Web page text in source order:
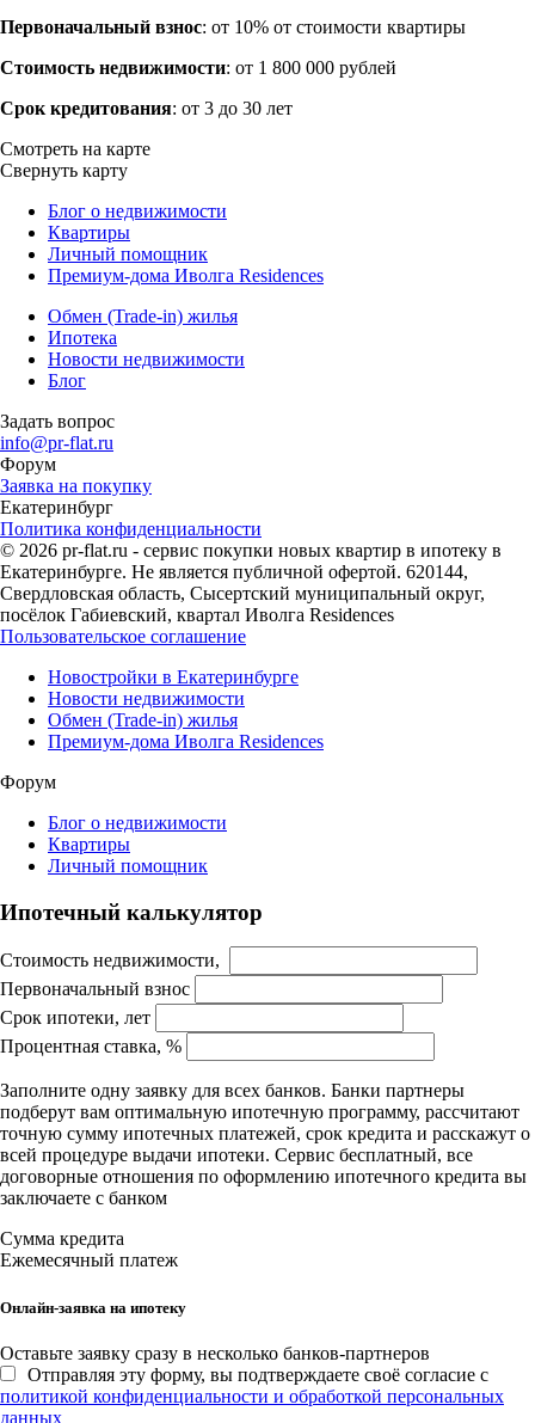
Первоначальный взнос: от 10% от стоимости квартиры
Стоимость недвижимости: от 1 800 000 рублей
Срок кредитования: от 3 до 30 лет
Для корректной работы Raster JS API нужен ключ. Помощь:
Смотреть на карте
Свернуть карту
Блог о недвижимости
Квартиры
Личный помощник
Премиум-дома Иволга Residences
Обмен (Trade-in) жилья
Ипотека
Новости недвижимости
Блог
Задать вопрос
info@pr-flat.ru
Форум
Заявка на покупку
Екатеринбург
Политика конфиденциальности
© 2026 pr-flat.ru - сервис покупки новых квартир в ипотеку в
Екатеринбурге. Не является публичной офертой. 620144,
Свердловская область, Сысертский муниципальный округ,
посёлок Габиевский, квартал Иволга Residences
Пользовательское соглашение
Новостройки в Екатеринбурге
Новости недвижимости
Обмен (Trade-in) жилья
Премиум-дома Иволга Residences
Форум
Блог о недвижимости
Квартиры
Личный помощник
Ипотечный калькулятор
Стоимость недвижимости,
Первоначальный взнос
Срок ипотеки, лет
Процентная ставка, %
Заполните одну заявку для всех банков. Банки партнеры
подберут вам оптимальную ипотечную программу, рассчитают
точную сумму ипотечных платежей, срок кредита и расскажут о
всей процедуре выдачи ипотеки. Сервис бесплатный, все
договорные отношения по оформлению ипотечного кредита вы
заключаете с банком
Сумма кредита
Ежемесячный платеж
Онлайн-заявка на ипотеку
Оставьте заявку сразу в несколько банков-партнеров
Отправляя эту форму, вы подтверждаете своё согласие с
политикой конфиденциальности и обработкой персональных
данных